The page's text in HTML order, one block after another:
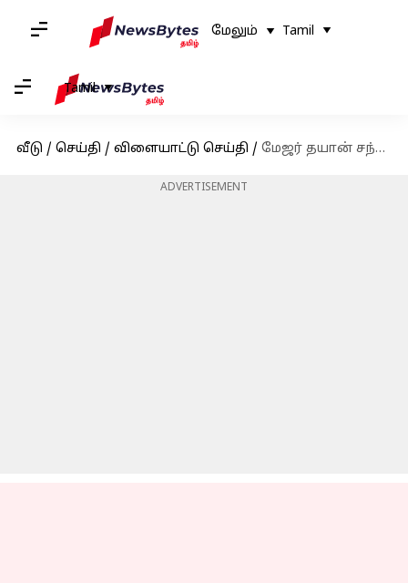
மேலும் Tamil
Tamil
வீடு / செய்தி / விளையாட்டு செய்தி / மேஜர் தயான் சந்த் கேல் ரத்னா விருதுக்கு டி.குகேஷ், மனு பாக்கர் உள்ளிட்ட 4 பேர் தேர்வு
ADVERTISEMENT